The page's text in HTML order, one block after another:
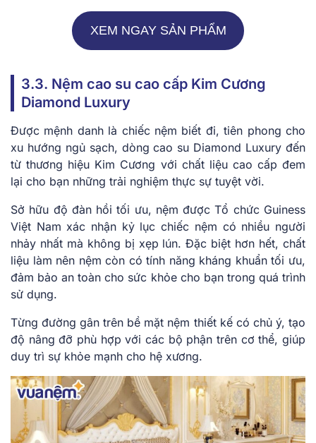
XEM NGAY SẢN PHẨM
3.3. Nệm cao su cao cấp Kim Cương
Diamond Luxury
Được mệnh danh là chiếc nệm biết đi, tiên phong cho
xu hướng ngủ sạch, dòng cao su Diamond Luxury đến
từ thương hiệu Kim Cương với chất liệu cao cấp đem
lại cho bạn những trải nghiệm thực sự tuyệt vời.
Sở hữu độ đàn hồi tối ưu, nệm được Tổ chức Guiness
Việt Nam xác nhận kỷ lục chiếc nệm có nhiều người
nhảy nhất mà không bị xẹp lún. Đặc biệt hơn hết, chất
liệu làm nên nệm còn có tính năng kháng khuẩn tối ưu,
đảm bảo an toàn cho sức khỏe cho bạn trong quá trình
sử dụng.
Từng đường gân trên bề mặt nệm thiết kế có chủ ý, tạo
độ nâng đỡ phù hợp với các bộ phận trên cơ thể, giúp
duy trì sự khỏe mạnh cho hệ xương.